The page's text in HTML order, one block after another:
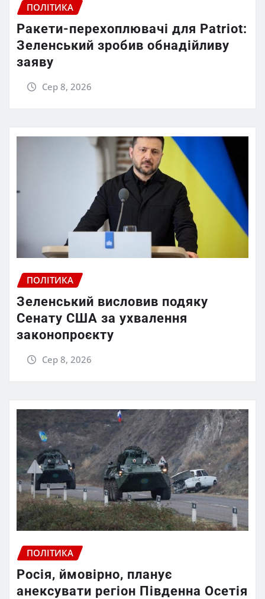
ПОЛІТИКА
Ракети-перехоплювачі для Patriot:
Зеленський зробив обнадійливу
заяву
Сер 8, 2026
ПОЛІТИКА
Зеленський висловив подяку
Сенату США за ухвалення
законопроєкту
Сер 8, 2026
ПОЛІТИКА
Росія, ймовірно, планує
анексувати регіон Південна Осетія